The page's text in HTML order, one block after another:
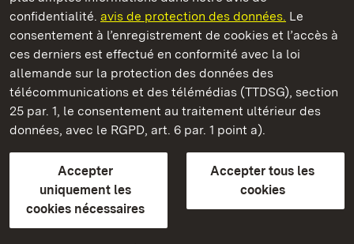
confidentialité. avis de protection des données. Le
consentement à l’enregistrement de cookies et l’accès à
ces derniers est effectué en conformité avec la loi
allemande sur la protection des données des
télécommunications et des télémédias (TTDSG), section
25 par. 1, le consentement au traitement ultérieur des
données, avec le RGPD, art. 6 par. 1 point a).
Accepter
uniquement les
cookies nécessaires
Accepter tous les
cookies
Châteaux et jardins publics du Bade-Wurtemberg
Contact et InformationsFAQ et réponsesMentions légales
Protection des données
Explications sur l’accessibilité
BITV-konform (geprüfte Seiten)
plus loin
Accueil
Monuments